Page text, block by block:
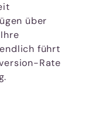
über
führt
Rate